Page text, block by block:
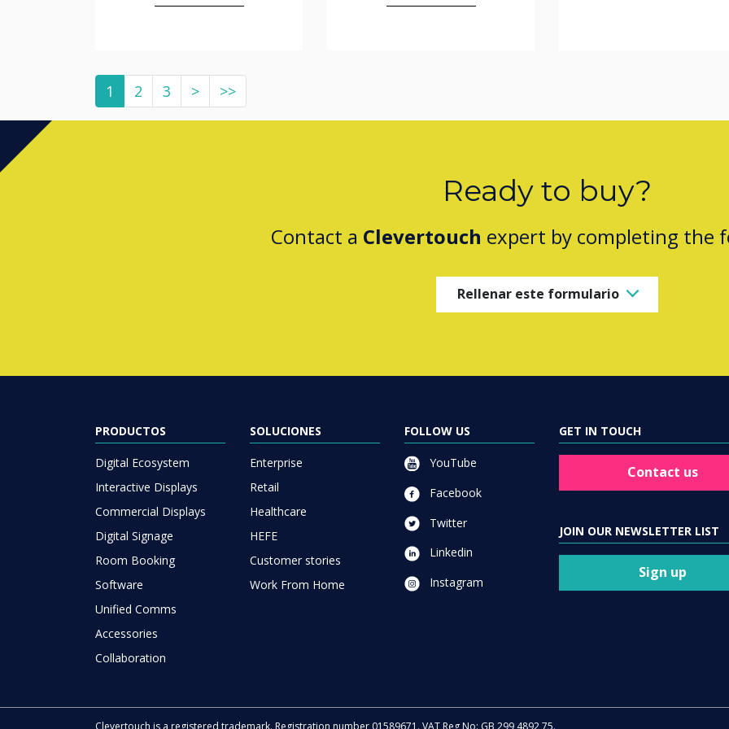
1 2 3 > >>
Ready to buy?
Contact a Clevertouch expert by completing the
Rellenar este formulario
PRODUCTOS
Digital Ecosystem
Interactive Displays
Commercial Displays
Digital Signage
Room Booking
Software
Unified Comms
Accessories
Collaboration
SOLUCIONES
Enterprise
Retail
Healthcare
HEFE
Customer stories
Work From Home
FOLLOW US
YouTube
Facebook
Twitter
Linkedin
Instagram
GET IN TOUCH
Contact us
JOIN OUR NEWSLETTER LIST
Sign up
Clevertouch is a registered trademark. Registration number 01589671. VAT Reg No: GB 299 4892 75.